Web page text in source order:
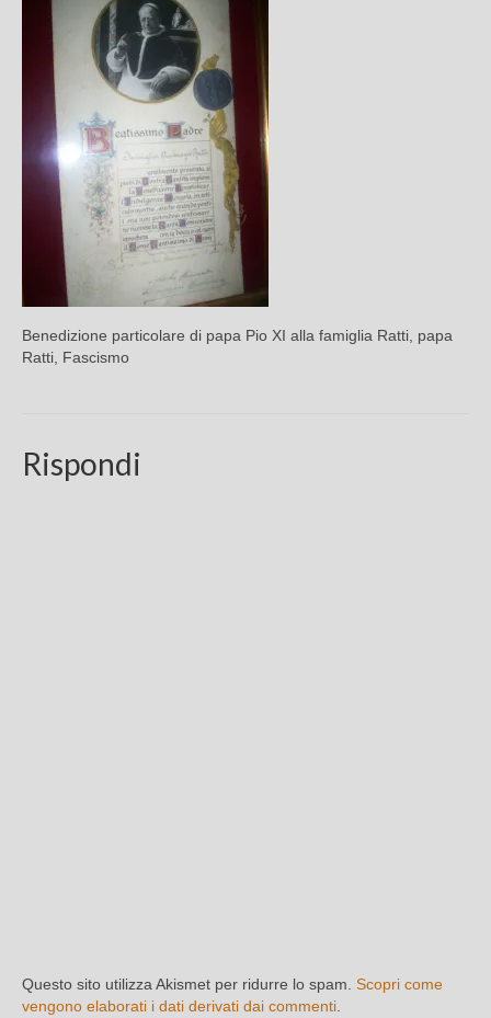
Chi sono
FAQ
Contatti
Benedizione particolare di papa Pio XI alla famiglia Ratti, papa
Ratti, Fascismo
Rispondi
Questo sito utilizza Akismet per ridurre lo spam. Scopri come
vengono elaborati i dati derivati dai commenti